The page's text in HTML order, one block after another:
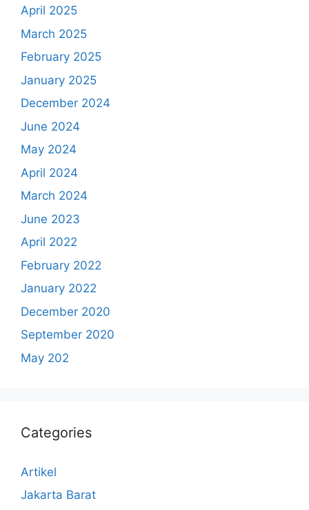
April 2025
March 2025
February 2025
January 2025
December 2024
June 2024
May 2024
April 2024
March 2024
June 2023
April 2022
February 2022
January 2022
December 2020
September 2020
May 202
Categories
Artikel
Jakarta Barat